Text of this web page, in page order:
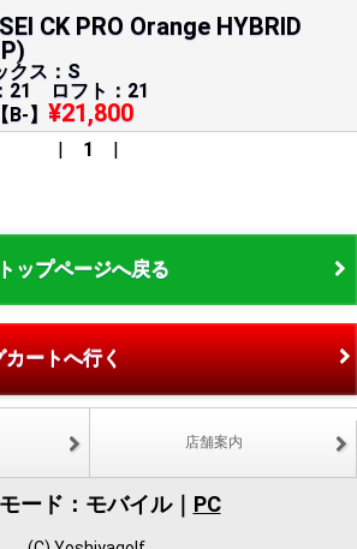
CK PRO Orange HYBRID
クス：S
21 ロフト：21
】 ¥21,800
| 1 |
トップページへ戻る
ートへ行く
店舗案内
ード：モバイル｜ PC